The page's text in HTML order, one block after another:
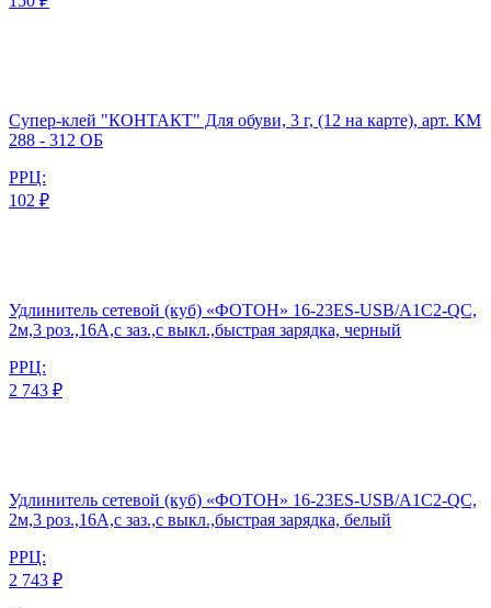
Супер-клей "КОНТАКТ" Для обуви, 3 г, (12 на карте), арт. КМ
288 - 312 ОБ
РРЦ:
102 ₽
Удлинитель сетевой (куб) «ФОТОН» 16-23ES-USB/A1C2-QC,
2м,3 роз.,16А,с заз.,с выкл.,быстрая зарядка, черный
РРЦ:
2 743 ₽
Удлинитель сетевой (куб) «ФОТОН» 16-23ES-USB/A1C2-QC,
2м,3 роз.,16А,с заз.,с выкл.,быстрая зарядка, белый
РРЦ:
2 743 ₽